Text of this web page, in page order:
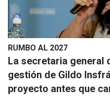
RUMBO AL 2027
La secretaria general
gestión de Gildo
proyecto antes que